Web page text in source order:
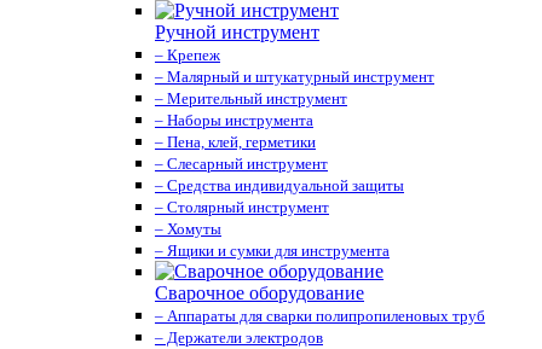
Ручной инструмент
– Крепеж
– Малярный и штукатурный инструмент
– Мерительный инструмент
– Наборы инструмента
– Пена, клей, герметики
– Слесарный инструмент
– Средства индивидуальной защиты
– Столярный инструмент
– Хомуты
– Ящики и сумки для инструмента
Сварочное оборудование
– Аппараты для сварки полипропиленовых труб
– Держатели электродов